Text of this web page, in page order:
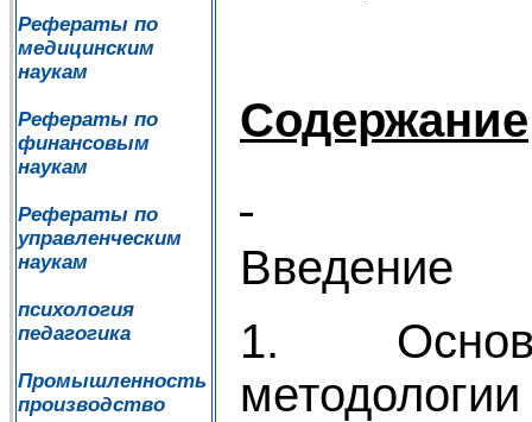
Рефераты по
медицинским
наукам
Рефераты по
финансовым
наукам
Рефераты по
управленческим
наукам
психология
педагогика
Промышленность
производство
Содержание
Введение
1.